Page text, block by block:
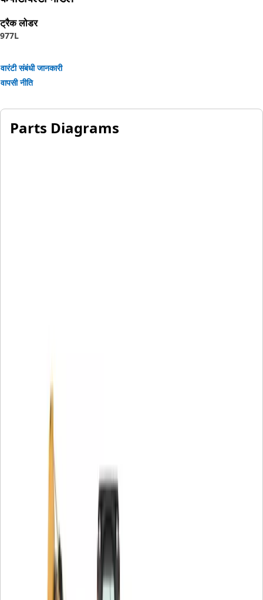
ट्रैक लोडर
977L
वारंटी संबंधी जानकारी
वापसी नीति
Parts Diagrams